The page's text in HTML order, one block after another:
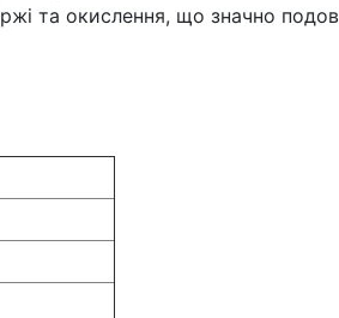
та окислення, що значно